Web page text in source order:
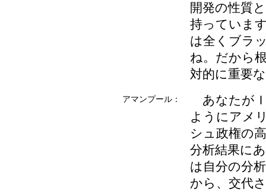
開発の性質
持っていま
は全くブラ
ね。だから
対的に重要
アマンプール：
あなたが
ようにアメ
シュ政権の
分析結果に
は自分の分
から、交代